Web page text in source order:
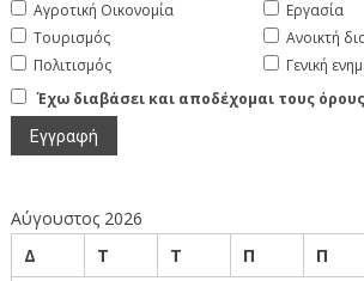
Αγροτική Οικονομία
Τουρισμός
Πολιτισμός
Εργασία
Ανοικτή
Γενική
Έχω διαβάσει και αποδέχομαι τους
Αύγουστος 2026
Δ
Τ Τ Π Π